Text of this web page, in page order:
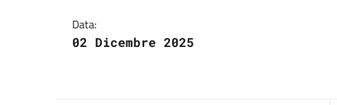
Data:
02 Dicembre 2025